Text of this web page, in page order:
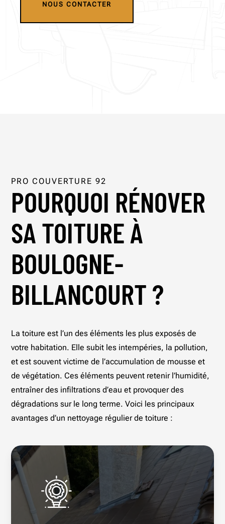
NOUS CONTACTER
PRO COUVERTURE 92
POURQUOI RÉNOVER
SA TOITURE À
BOULOGNE-
BILLANCOURT ?
La toiture est l’un des éléments les plus exposés de
votre habitation. Elle subit les intempéries, la pollution,
et est souvent victime de l’accumulation de mousse et
de végétation. Ces éléments peuvent retenir l’humidité,
entraîner des infiltrations d’eau et provoquer des
dégradations sur le long terme. Voici les principaux
avantages d’un nettoyage régulier de toiture :